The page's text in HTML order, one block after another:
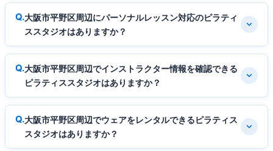
大阪市平野区周辺にパーソナルレッスン対応のピラティ
ススタジオはありますか？
大阪市平野区周辺でインストラクター情報を確認できる
ピラティススタジオはありますか？
大阪市平野区周辺でウェアをレンタルできるピラティス
スタジオはありますか？